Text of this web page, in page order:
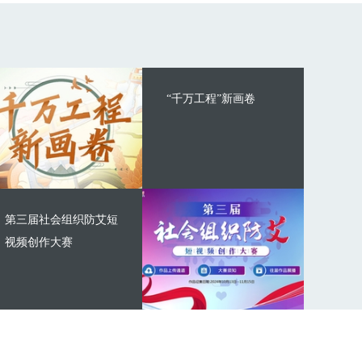
“千万工程”新画卷
第三届社会组织防艾短
视频创作大赛